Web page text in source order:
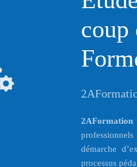
coup
2AFormation
démarche
processus